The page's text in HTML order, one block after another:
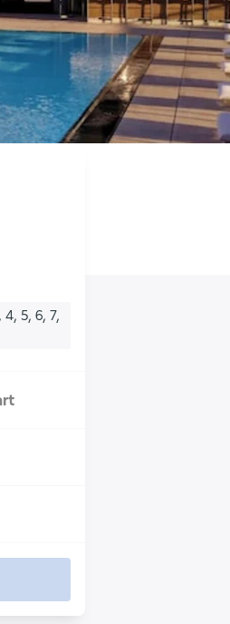
4, 5, 6, 7,